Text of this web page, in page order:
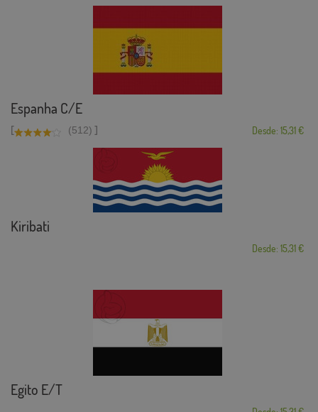
Espanha C/E
[ (512) ] Desde: 15,31 €
Kiribati
Desde: 15,31 €
Egito E/T